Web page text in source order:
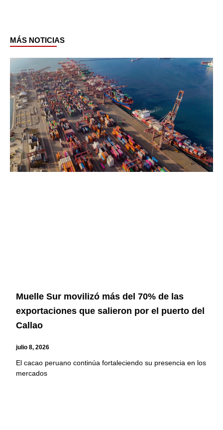
MÁS NOTICIAS
Muelle Sur movilizó más del 70% de las
exportaciones que salieron por el puerto del
Callao
julio 8, 2026
El cacao peruano continúa fortaleciendo su presencia en los
mercados
PagePage PagePage